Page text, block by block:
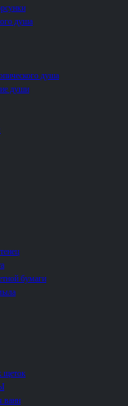
душа
душа
души
бумаги
щеток
ванн